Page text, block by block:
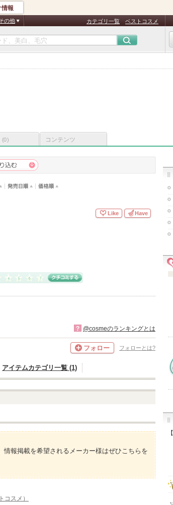
報
の他 カテゴリ一覧 ベストコスメ
(0) コンテンツ
Like Have
? @cosmeのランキングとは
フォロー フォローとは?
アイテムカテゴリ一覧 (1)
報掲載を希望されるメーカー様はぜひこちらを
コスメ）
【